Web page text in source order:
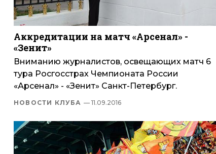
Аккредитации на матч «Арсенал» -
«Зенит»
Вниманию журналистов, освещающих матч 6
тура Росгосстрах Чемпионата России
«Арсенал» - «Зенит» Санкт-Петербург.
НОВОСТИ КЛУБА — 11.09.2016